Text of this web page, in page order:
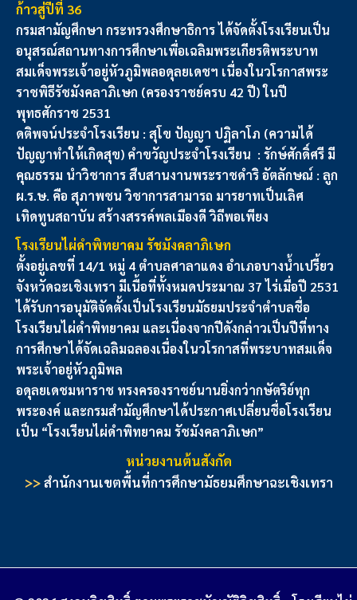
ก้าวสู่ปีที่ 36
กรมสามัญศึกษา กระทรวงศึกษาธิการ ได้จัดตั้งโรงเรียนเป็น
อนุสรณ์สถานทางการศึกษาเพื่อเฉลิมพระเกียรติพระบาท
สมเด็จพระเจ้าอยู่หัวภูมิพลอดุลยเดชฯ เนื่องในวโรกาสพระ
ราชพิธีรัชมังคลาภิเษก (ครองราชย์ครบ 42 ปี) ในปี
พุทธศักราช 2531
ดติพจน์ประจำโรงเรียน : สุโข ปัญญา ปฏิลาโภ (ความได้
ปัญญาทำให้เกิดสุข) คำขวัญประจำโรงเรียน : รักษ์ศักดิ์ศรี มี
คุณธรรม นำวิชาการ สืบสานงานพระราชดำริ อัตลักษณ์ : ลูก
ผ.ร.ษ. คือ สุภาพชน วิชาการสามารถ มารยาทเป็นเลิศ
เทิดทูนสถาบัน สร้างสรรค์พลเมืองดี วิถีพอเพียง
โรงเรียนไผ่ดำพิทยาคม รัชมังคลาภิเษก
ตั้งอยู่เลขที่ 14/1 หมู่ 4 ตำบลศาลาแดง อำเภอบางน้ำเปรี้ยว
จังหวัดฉะเชิงเทรา มีเนื้อที่ทั้งหมดประมาณ 37 ไร่เมื่อปี 2531
ได้รับการอนุมัติจัดตั้งเป็นโรงเรียนมัธยมประจำตำบลชื่อ
โรงเรียนไผ่ดำพิทยาคม และเนื่องจากปีดังกล่าวเป็นปีที่ทาง
การศึกษาได้จัดเฉลิมฉลองเนื่องในวโรกาสที่พระบาทสมเด็จ
พระเจ้าอยู่หัวภูมิพล
อดุลยเดชมหาราช ทรงครองราชย์นานยิ่งกว่ากษัตริย์ทุก
พระองค์ และกรมสํามัญศึกษาได้ประกาศเปลี่ยนชื่อโรงเรียน
เป็น “โรงเรียนไผ่ดำพิทยาคม รัชมังคลาภิเษก”
หน่วยงานต้นสังกัด
>>สำนักงานเขตพื้นที่การศึกษามัธยมศึกษาฉะเชิงเทรา